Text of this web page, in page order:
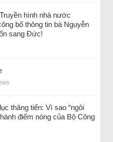
hình nhà nước
bố thông tin bà Nguyễn
sang Đức!
thăng tiến: Vì sao “ngôi
điểm nóng của Bộ Công